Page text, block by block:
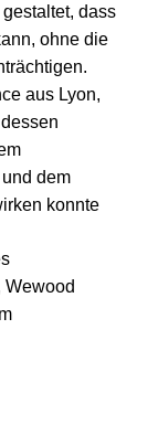
dass
ohne die
aus Lyon,
dem
konnte
Wewood